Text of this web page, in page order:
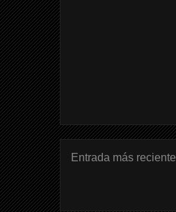
Entrada más reciente